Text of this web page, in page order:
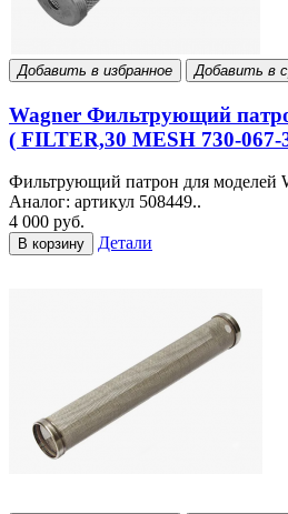
Добавить в избранное Добавить в
Wagner Фильтрующий
( FILTER,30 MESH 730-067-
Фильтрующий патрон для моделей
Аналог: артикул 508449..
4 000 руб.
В корзину Детали